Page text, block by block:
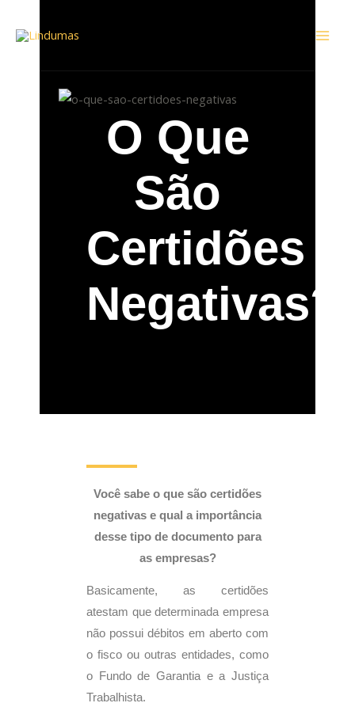
para
O Que
São
Certidões
Negativas?
Você sabe o que são certidões
negativas e qual a importância
desse tipo de documento para
as empresas?
Basicamente, as certidões
atestam que determinada empresa
não possui débitos em aberto com
o fisco ou outras entidades, como
o Fundo de Garantia e a Justiça
Trabalhista.